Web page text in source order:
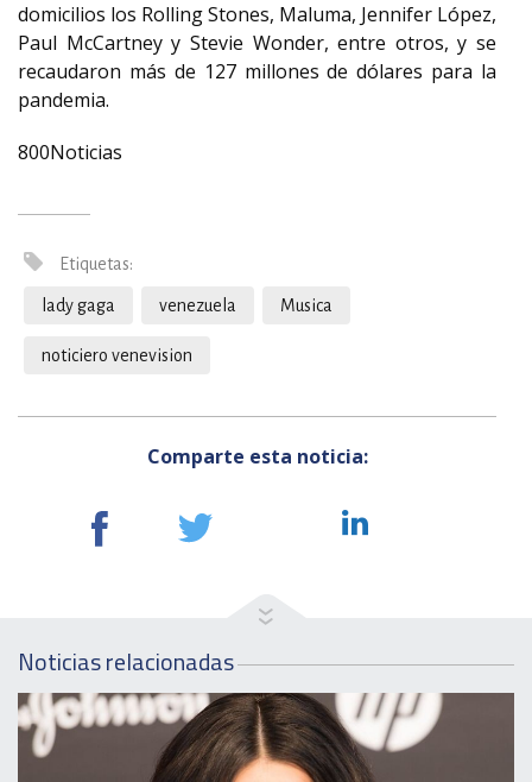
domicilios los Rolling Stones, Maluma, Jennifer López,
Paul McCartney y Stevie Wonder, entre otros, y se
recaudaron más de 127 millones de dólares para la
pandemia.
800Noticias
Etiquetas:
lady gaga venezuela Musica
noticiero venevision
Comparte esta noticia:
Noticias relacionadas